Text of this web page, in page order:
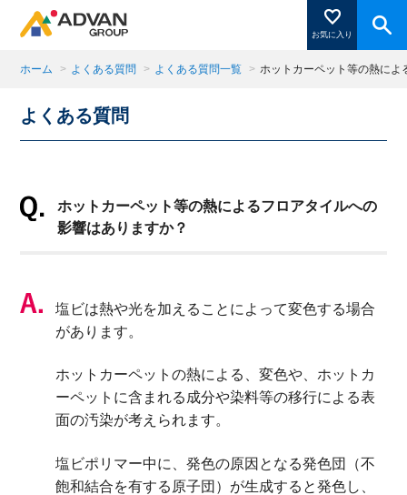
お気に入り
商品ページにある「お気に入り登録」を押すと登録した
商品がここに表示されます。
閉じる
ホーム > よくある質問 > よくある質問一覧 > ホットカーペット等の熱に
よくある質問
ホットカーペット等の熱によるフロアタイルへの
影響はありますか？
塩ビは熱や光を加えることによって変色する場合
があります。
ホットカーペットの熱による、変色や、ホットカ
ーペットに含まれる成分や染料等の移行による表
面の汚染が考えられます。
塩ビポリマー中に、発色の原因となる発色団（不
飽和結合を有する原子団）が生成すると発色し、